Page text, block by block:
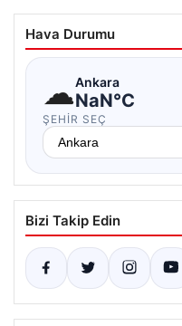
Hava Durumu
☁Ankara
NaN°C
ŞEHIR SEÇ
Bizi Takip Edin